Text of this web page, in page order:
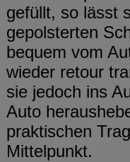
gefüllt, so lässt
gepolsterten
bequem vom
wieder retour
sie jedoch ins
Auto
praktischen
Mittelpunkt.